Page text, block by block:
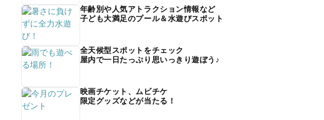
年齢別や人気アトラクション情報など
子ども大満足のプール＆水遊びスポット
全天候型スポットをチェック
屋内で一日たっぷり思いっきり遊ぼう♪
映画チケット、ムビチケ
限定グッズなどが当たる！